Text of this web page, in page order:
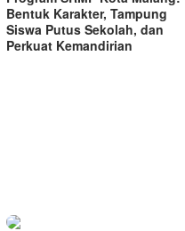
Bentuk Karakter, Tampung
Siswa Putus Sekolah, dan
Perkuat Kemandirian